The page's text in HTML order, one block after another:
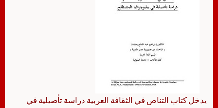
يدخل كتاب التناص في الثقافة العربية دراسة تأصيلية في